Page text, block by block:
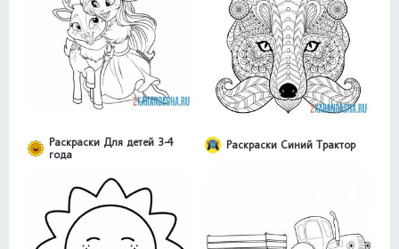
Раскраски Для детей 3-4
года
Раскраски Синий Трактор